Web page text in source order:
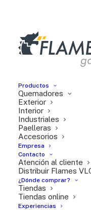
Productos
Quemadores
Exterior
Interior
Industriales
Paelleras
Accesorios
Empresa
Contacto
Atención al cliente
Distribuir Flames
¿Dónde comprar?
Tiendas
Tiendas online
Experiencias
File Type:
Categories:
Tags:FR